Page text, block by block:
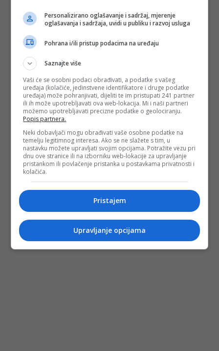
Personalizirano oglašavanje i sadržaj, mjerenje
oglašavanja i sadržaja, uvidi u publiku i razvoj usluga
Pohrana i/ili pristup podacima na uređaju
Saznajte više
Vaši će se osobni podaci obrađivati, a podatke s vašeg
uređaja (kolačiće, jedinstvene identifikatore i druge podatke
uređaja) može pohranjivati, dijeliti te im pristupati 241 partner
ili ih može upotrebljavati ova web-lokacija. Mi i naši partneri
možemo upotrebljavati precizne podatke o geolociranju.
Popis partnera.
Neki dobavljači mogu obrađivati vaše osobne podatke na
temelju legitimnog interesa. Ako se ne slažete s tim, u
nastavku možete upravljati svojim opcijama. Potražite vezu pri
dnu ove stranice ili na izborniku web-lokacije za upravljanje
pristankom ili povlačenje pristanka u postavkama privatnosti i
kolačića.
Pristajem
Upravljanje opcijama